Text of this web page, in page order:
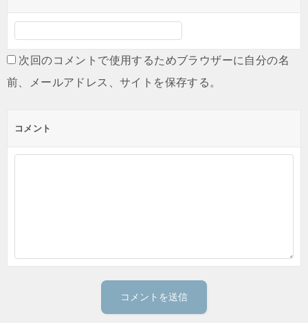
次回のコメントで使用するためブラウザーに自分の名
前、メールアドレス、サイトを保存する。
コメント